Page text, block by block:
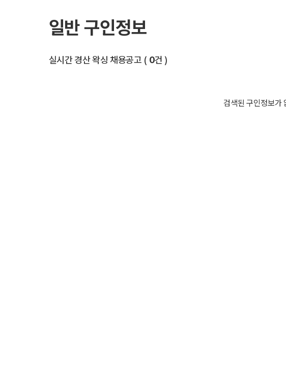
일반 구인정보
실시간 경산 왁싱 채용공고 전체 목록
( 0건 )
검색된 구인정보가